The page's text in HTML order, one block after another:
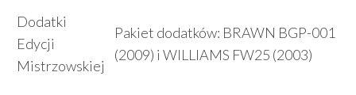
Dodatki
Edycji
Mistrzowskiej
Pakiet dodatków: BRAWN BGP-001
(2009) i WILLIAMS FW25 (2003)